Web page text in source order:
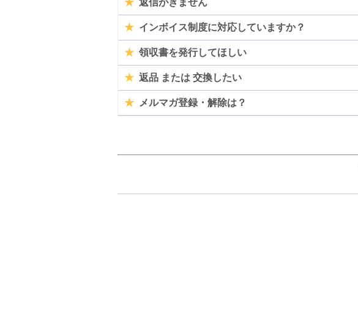
★ インボイス制度に対応していますか？
★ 領収書を発行してほしい
★ 返品 または 交換したい
★ メルマガ登録・解除は？